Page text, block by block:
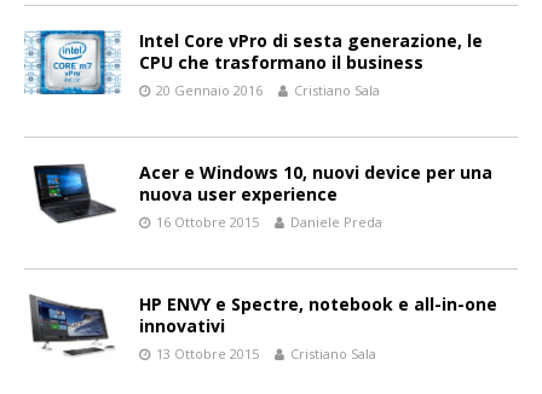
Intel Core vPro di sesta generazione, le
CPU che trasformano il business
20 Gennaio 2016 Cristiano Sala
Acer e Windows 10, nuovi device per una
nuova user experience
16 Ottobre 2015 Daniele Preda
HP ENVY e Spectre, notebook e all-in-one
innovativi
13 Ottobre 2015 Cristiano Sala